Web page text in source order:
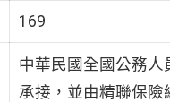
169
中華民國全國公務
承接，並由精聯保險